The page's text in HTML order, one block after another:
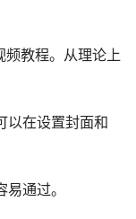
频教程。从理论上
以在设置封面和
通过。